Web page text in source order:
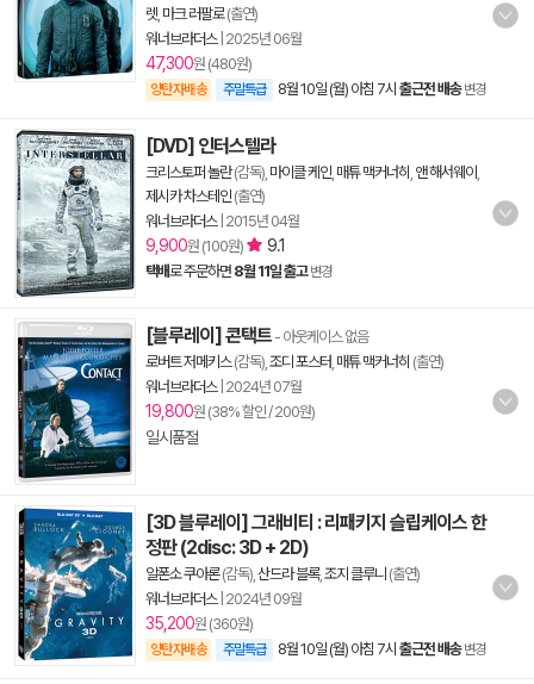
렛 마크 러팔로(출연)
워너브라더스| 2025년 06월
47,300원 (480원)
양탄자배송 주말특급 8월 10일 (월) 아침 7시 출근전 배송 변경
[DVD] 인터스텔라
크리스토퍼 놀란(감독), 마이클 케인 매튜 맥커너히 앤 해서웨이
제시카 차스테인 (출연)
워너브라더스| 2015년 04월
9,900원 (100원) 9.1
택배로 주문하면 8월 11일 출고 변경
[블루레이] 콘택트 - 아웃케이스 없음
로버트 저메키스(감독), 조디 포스터 매튜 맥커너히 (출연)
워너브라더스| 2024년 07월
19,800원 (38% 할인 / 200원)
일시품절
[3D 블루레이] 그래비티 : 리패키지 슬립케이스 한
정판 (2disc: 3D + 2D)
알폰소 쿠아론(감독), 산드라 블록, 조지 클루니 (출연)
워너브라더스| 2024년 09월
35,200원 (360원)
양탄자배송 주말특급 8월 10일 (월) 아침 7시 출근전 배송 변경